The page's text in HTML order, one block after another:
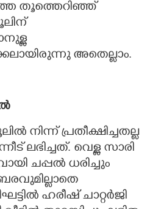
തൂത്തെറിഞ്ഞ്
അതെല്ലാം.
നിന്ന് പ്രതീക്ഷിച്ചതല്ല
ലഭിച്ചത്. വെള്ള സാരി
ചപ്പൽ ധരിച്ചും
ഹരീഷ് ചാറ്റർജി